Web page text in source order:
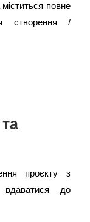
повне
створення /
проєкту з
вдаватися до